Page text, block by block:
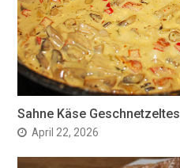
Sahne Käse Geschnetzeltes
April 22, 2026